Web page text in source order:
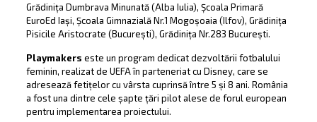
Grădinița Dumbrava Minunată (Alba Iulia), Școala Primară
EuroEd Iași, Școala Gimnazială Nr.1 Mogoșoaia (Ilfov), Grădinița
Pisicile Aristocrate (București), Grădinița Nr.283 București.
Playmakers este un program dedicat dezvoltării fotbalului
feminin, realizat de UEFA în parteneriat cu Disney, care se
adresează fetițelor cu vârsta cuprinsă între 5 și 8 ani. România
a fost una dintre cele șapte țări pilot alese de forul european
pentru implementarea proiectului.